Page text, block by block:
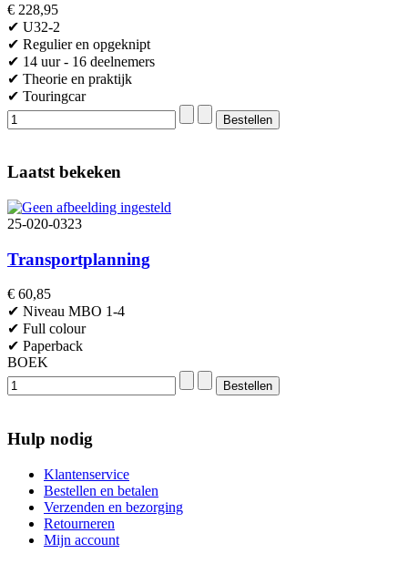
€ 228,95
✔ U32-2
✔ Regulier en opgeknipt
✔ 14 uur - 16 deelnemers
✔ Theorie en praktijk
✔ Touringcar
Laatst bekeken
25-020-0323
Transportplanning
€ 60,85
✔ Niveau MBO 1-4
✔ Full colour
✔ Paperback
BOEK
Hulp nodig
Klantenservice
Bestellen en betalen
Verzenden en bezorging
Retourneren
Mijn account